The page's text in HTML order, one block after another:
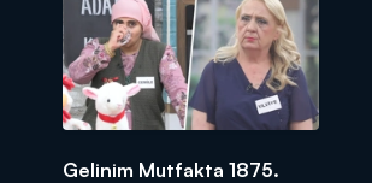
Gelinim Mutfakta 1875.